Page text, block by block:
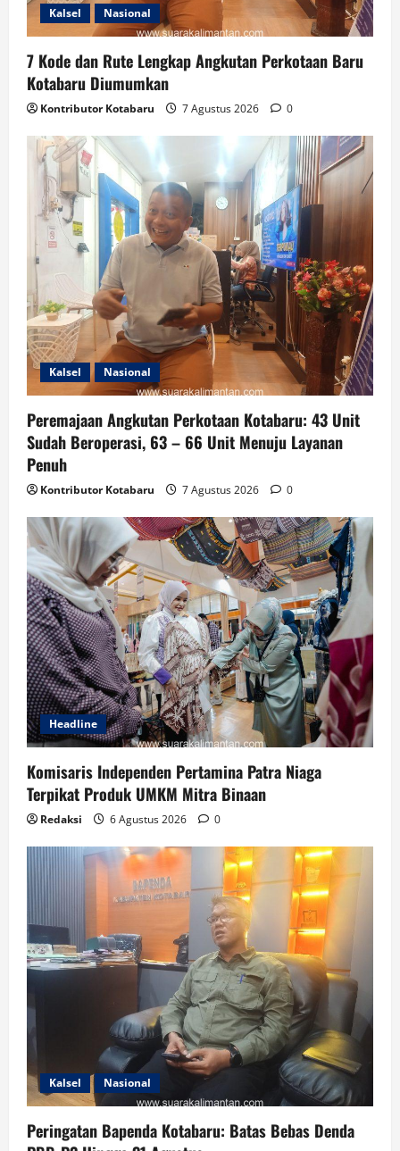
Kalsel Nasional
7 Kode dan Rute Lengkap Angkutan Perkotaan Baru
Kotabaru Diumumkan
Kontributor Kotabaru 7 Agustus 2026 0
Kalsel Nasional
Peremajaan Angkutan Perkotaan Kotabaru: 43 Unit
Sudah Beroperasi, 63 – 66 Unit Menuju Layanan
Penuh
Kontributor Kotabaru 7 Agustus 2026 0
Headline
Komisaris Independen Pertamina Patra Niaga
Terpikat Produk UMKM Mitra Binaan
Redaksi 6 Agustus 2026 0
Kalsel Nasional
Peringatan Bapenda Kotabaru: Batas Bebas Denda